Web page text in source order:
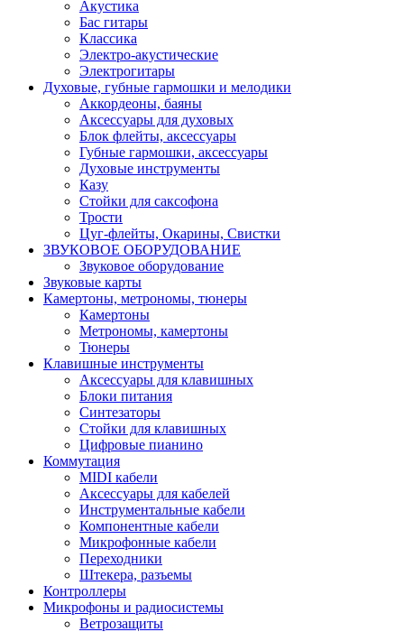
Акустика
Бас гитары
Классика
Электро-акустические
Электрогитары
Духовые, губные гармошки и мелодики
Аккордеоны, баяны
Аксессуары для духовых
Блок флейты, аксессуары
Губные гармошки, аксессуары
Духовые инструменты
Казу
Стойки для саксофона
Трости
Цуг-флейты, Окарины, Свистки
ЗВУКОВОЕ ОБОРУДОВАНИЕ
Звуковое оборудование
Звуковые карты
Камертоны, метрономы, тюнеры
Камертоны
Метрономы, камертоны
Тюнеры
Клавишные инструменты
Аксессуары для клавишных
Блоки питания
Синтезаторы
Стойки для клавишных
Цифровые пианино
Коммутация
MIDI кабели
Аксессуары для кабелей
Инструментальные кабели
Компонентные кабели
Микрофонные кабели
Переходники
Штекера, разъемы
Контроллеры
Микрофоны и радиосистемы
Ветрозащиты